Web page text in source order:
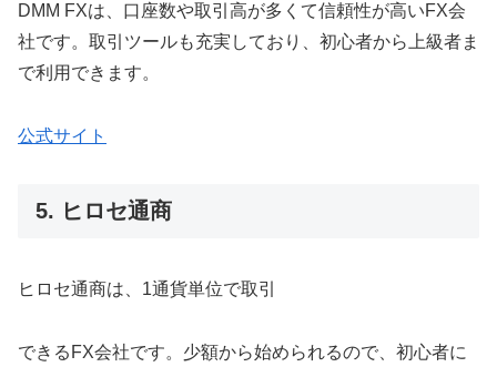
DMM FXは、口座数や取引高が多くて信頼性が高いFX会
社です。取引ツールも充実しており、初心者から上級者ま
で利用できます。
公式サイト
5. ヒロセ通商
ヒロセ通商は、1通貨単位で取引
できるFX会社です。少額から始められるので、初心者に